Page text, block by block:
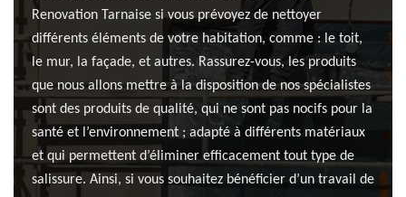
Renovation Tarnaise si vous prévoyez de nettoyer
différents éléments de votre habitation, comme : le toit,
le mur, la façade, et autres. Rassurez-vous, les produits
que nous allons mettre à la disposition de nos spécialistes
sont des produits de qualité, qui ne sont pas nocifs pour la
santé et l’environnement ; adapté à différents matériaux
et qui permettent d’éliminer efficacement tout type de
salissure. Ainsi, si vous souhaitez bénéficier d’un travail de